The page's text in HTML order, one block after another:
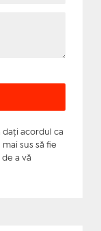
daţi acordul ca
sus să fie
a vă